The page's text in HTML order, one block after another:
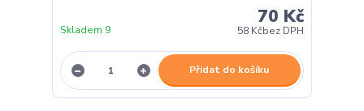
70 Kč
58 Kčbez DPH
Skladem 9
Přidat do košíku